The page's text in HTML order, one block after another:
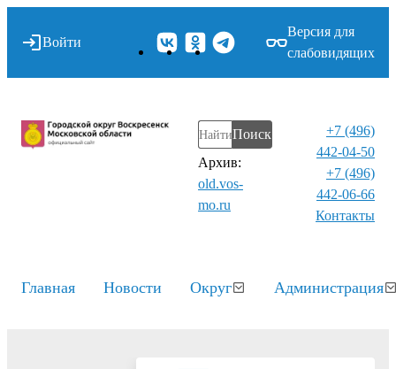
Войти
Версия для
слабовидящих
Поиск
Архив:
old.vos-
mo.ru
+7 (496)
442-04-50
+7 (496)
442-06-66
Контакты⁠
Главная Новости Округ Администрация